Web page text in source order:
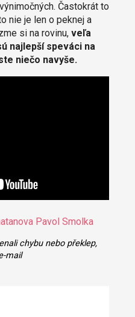
Častokrát to
nie je len o peknej a
si na rovinu, veľa
najlepší speváci na
niečo navyše.
Pavol Smolka
chybu nebo překlep,
mail